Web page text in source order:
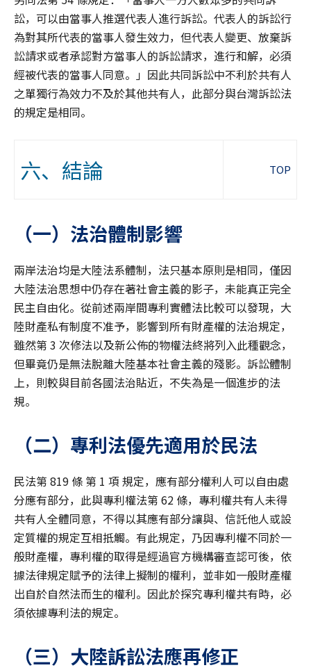
訟，可以由當事人推選代表人進行訴訟。代表人的訴訟行
為對其所代表的當事人發生效力，但代表人變更、放棄訴
訟請求或者承認對方當事人的訴訟請求，進行和解，必須
經被代表的當事人同意。」因此共同訴訟中不利於共有人
之單獨行為效力不及於其他共有人，此部分與台灣訴訟法
的規定是相同。
六、結論 TOP
（一）法治體制影響
兩岸法治均是大陸法系體制，法只基本原則是相同，僅因
大陸法治思想中仍存在著社會主義的影子，未能真正完全
民主自由化。從前述兩岸間專利實體法比較可以發現，大
陸財產私有制度不准予，影響到所有財產權的法治規定，
雖然第 3 次修法以及新公佈的物權法終將列入此種觀念，
但畢竟仍是無法脫離大陸基本社會主義的殘影。訴訟體制
上，則較與目前各國法治貼近，不失為是一個進步的法
規。
（二）專利法優先適用於民法
民法第 819 條 第 1 項 規定，應有部分權利人可以自由處
分應有部分，此與專利權法第 62 條，專利權共有人未得
共有人全體同意，不得以其應有部分讓與、信託他人或設
定質權的規定互相抵觸。有此規定，乃因專利權不同於一
般財產權，專利權的取得是經過官方機構審查認可後，依
據法律規定賦予的法律上擬制的權利，並非如一般財產權
出自於自然法而生的權利。因此於探究專利權共有時，必
須依據專利法的規定。
（三）大陸訴訟法應再修正